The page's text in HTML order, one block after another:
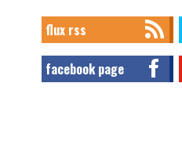
flux rss
facebook page